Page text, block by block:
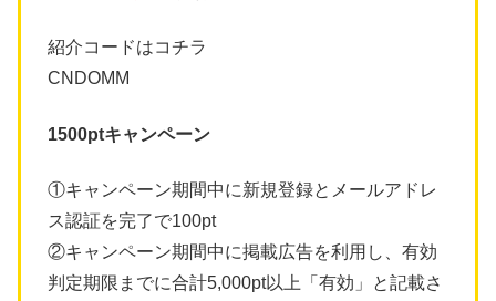
紹介コードはコチラ
CNDOMM
1500ptキャンペーン
①キャンペーン期間中に新規登録とメールアドレ
ス認証を完了で100pt
②キャンペーン期間中に掲載広告を利用し、有効
判定期限までに合計5,000pt以上「有効」と記載さ